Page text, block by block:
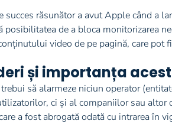
succes răsunător a avut Apple când a
de a bloca monitorizarea
video de pe pagină, care pot
și importanța
să alarmeze niciun operator
ci și al companiilor sau altor
a fost abrogată odată cu intrarea în